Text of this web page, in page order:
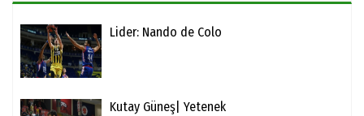
Lider: Nando de Colo
Kutay Güneş| Yetenek